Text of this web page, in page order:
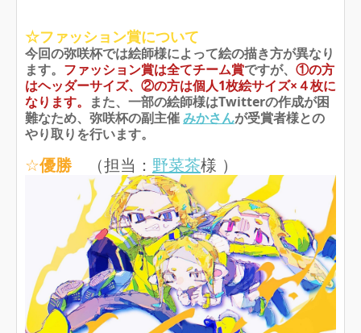
☆ファッション賞について
今回の弥咲杯では絵師様によって絵の描き方が異なり
ます。 ファッション賞は全てチーム賞ですが、 ①の方
はヘッダーサイズ、 ②の方は個人1枚絵サイズ×４枚に
なります。 また、一部の絵師様はTwitterの作成が困
難なため、弥咲杯の副主催みかさんが受賞者様との
やり取りを行います。
☆優勝（担当： 野菜茶様 ）